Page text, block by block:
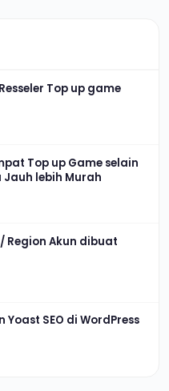
Top up game
Top up Game selain
lebih Murah
Region Akun dibuat
SEO di WordPress